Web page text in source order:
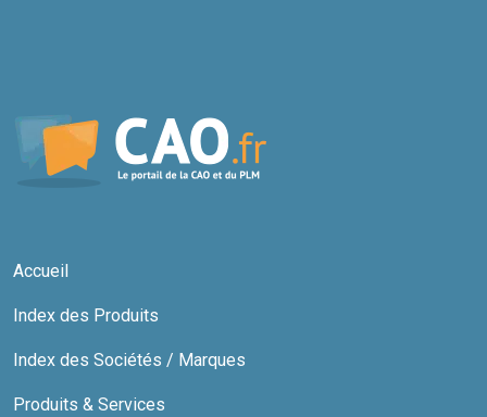
Accueil
Index des Produits
Index des Sociétés / Marques
Produits & Services